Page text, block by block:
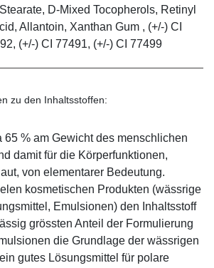
D-Mixed Tocopherols, Retinyl
Allantoin, Xanthan Gum , (+/-) CI
(+/-) CI 77491, (+/-) CI 77499
zu den Inhaltsstoffen:
65 % am Gewicht des menschlichen
damit für die Körperfunktionen,
von elementarer Bedeutung.
kosmetischen Produkten (wässrige
Emulsionen) den Inhaltsstoff
grössten Anteil der Formulierung
die Grundlage der wässrigen
gutes Lösungsmittel für polare